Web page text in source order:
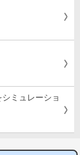
ミュレーショ